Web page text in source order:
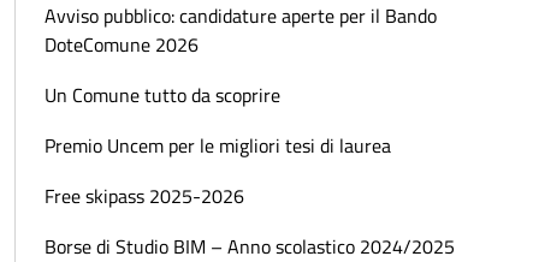
Avviso pubblico: candidature aperte per il Bando
DoteComune 2026
Un Comune tutto da scoprire
Premio Uncem per le migliori tesi di laurea
Free skipass 2025-2026
Borse di Studio BIM – Anno scolastico 2024/2025